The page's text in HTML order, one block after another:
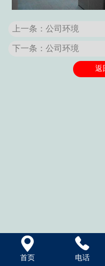
上一条：公司环境
下一条：公司环境
返

首页

电话